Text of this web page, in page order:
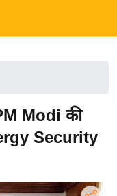
Modi की
Security